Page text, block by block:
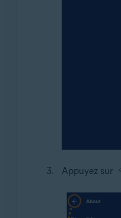
Appuyez sur